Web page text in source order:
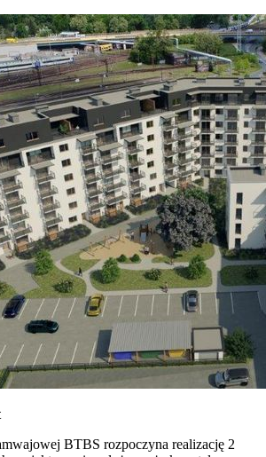
BTBS rozpoczyna realizację 2